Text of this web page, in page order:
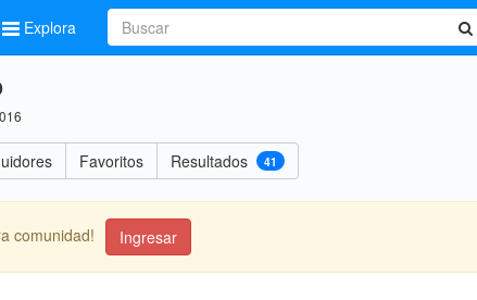
Explora
Favoritos Resultados 41
comunidad! Ingresar